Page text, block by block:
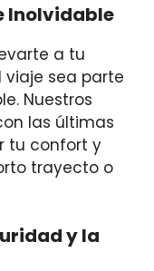
Inolvidable
a tu
viaje sea parte
Nuestros
las últimas
tu confort y
trayecto o
y la